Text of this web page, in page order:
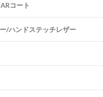
コート
/ハンドステッチレザー